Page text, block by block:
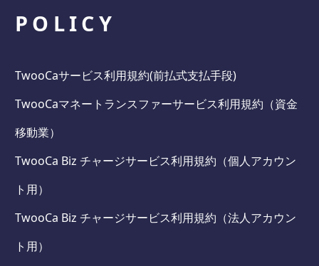
POLICY
TwooCaサービス利用規約(前払式支払手段)
TwooCaマネートランスファーサービス利用規約（資金
移動業）
TwooCa Biz チャージサービス利用規約（個人アカウン
ト用）
TwooCa Biz チャージサービス利用規約（法人アカウン
ト用）